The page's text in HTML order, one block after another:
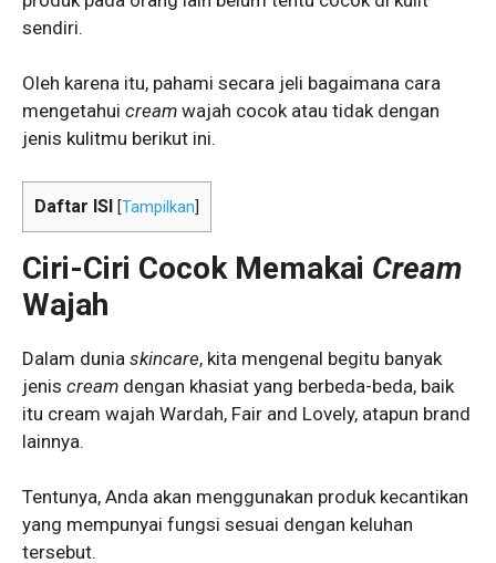
sendiri.
Oleh karena itu, pahami secara jeli bagaimana cara
mengetahui cream wajah cocok atau tidak dengan
jenis kulitmu berikut ini.
Daftar ISI [Tampilkan
Ciri-Ciri Cocok Memakai Cream
Wajah
Dalam dunia skincare, kita mengenal begitu banyak
jenis cream dengan khasiat yang berbeda-beda, baik
itu cream wajah Wardah, Fair and Lovely, atapun brand
lainnya.
Tentunya, Anda akan menggunakan produk kecantikan
yang mempunyai fungsi sesuai dengan keluhan
tersebut.